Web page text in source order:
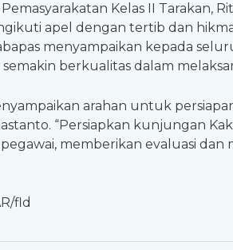
Kelas II Tarakan,
apel dengan tertib dan
menyampaikan kepada
semakin berkualitas dalam
arahan untuk
“Persiapkan kunjungan
memberikan evaluasi
fld